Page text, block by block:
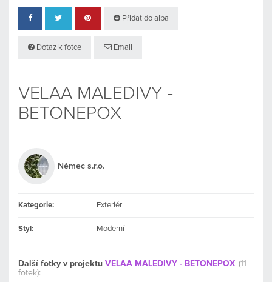
Přidat do alba
Dotaz k fotce Email
VELAA MALEDIVY -
BETONEPOX
Němec s.r.o.
Kategorie: Exteriér
Styl: Moderní
Další fotky v projektu VELAA MALEDIVY - BETONEPOX (11
fotek):